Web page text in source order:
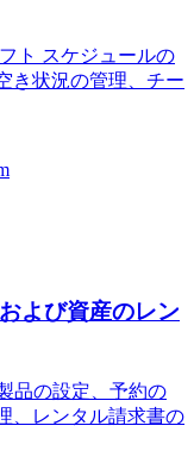
ト スケジュールの
き状況の管理、チー
よび資産のレン
品の設定、予約の
、レンタル請求書の